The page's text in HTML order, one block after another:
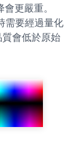
更嚴重。
需要經過量化
會低於原始